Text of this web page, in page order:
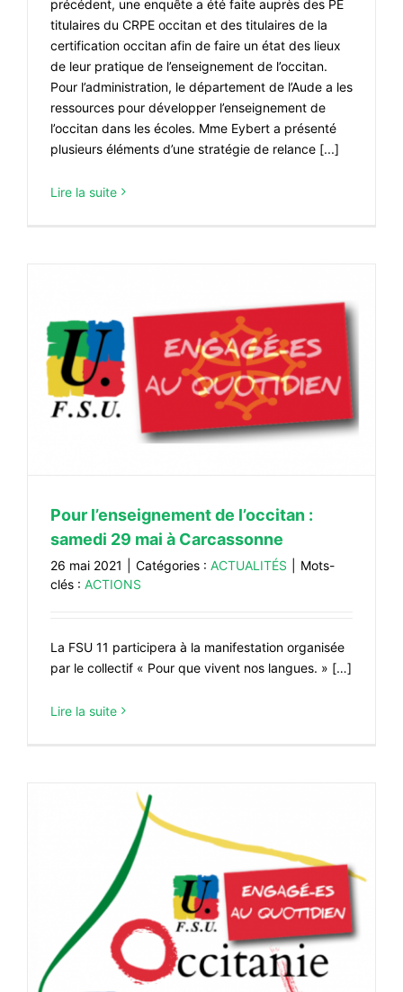
précédent, une enquête a été faite auprès des PE
titulaires du CRPE occitan et des titulaires de la
certification occitan afin de faire un état des lieux
de leur pratique de l’enseignement de l’occitan.
Pour l’administration, le département de l’Aude a les
ressources pour développer l’enseignement de
l’occitan dans les écoles. Mme Eybert a présenté
plusieurs éléments d’une stratégie de relance [...]
Lire la suite
Pour l’enseignement de l’occitan :
samedi 29 mai à Carcassonne
26 mai 2021 Catégories : ACTUALITÉS
Mots-
clés : ACTIONS
La FSU 11 participera à la manifestation organisée
par le collectif « Pour que vivent nos langues. » […]
Lire la suite